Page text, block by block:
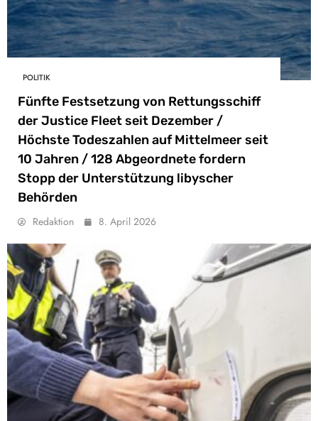
POLITIK
Fünfte Festsetzung von Rettungsschiff
der Justice Fleet seit Dezember /
Höchste Todeszahlen auf Mittelmeer seit
10 Jahren / 128 Abgeordnete fordern
Stopp der Unterstützung libyscher
Behörden
Redaktion 8. April 2026